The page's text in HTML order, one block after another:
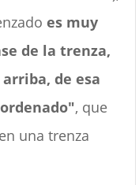
es muy
de la trenza,
de esa
, que
una trenza